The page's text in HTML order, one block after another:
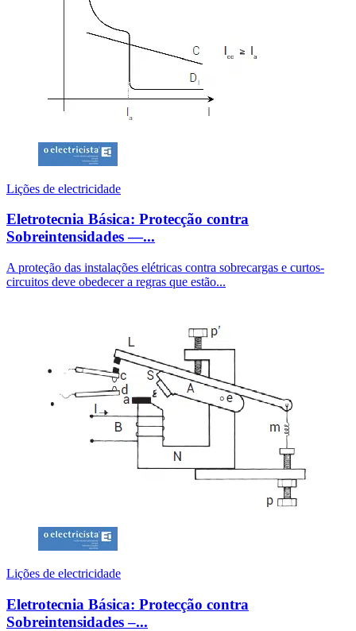
Lições de electricidade
Eletrotecnia Básica: Protecção contra
Sobreintensidades —...
A proteção das instalações elétricas contra sobrecargas e curtos-
circuitos deve obedecer a regras que estão...
Lições de electricidade
Eletrotecnia Básica: Protecção contra
Sobreintensidades –...